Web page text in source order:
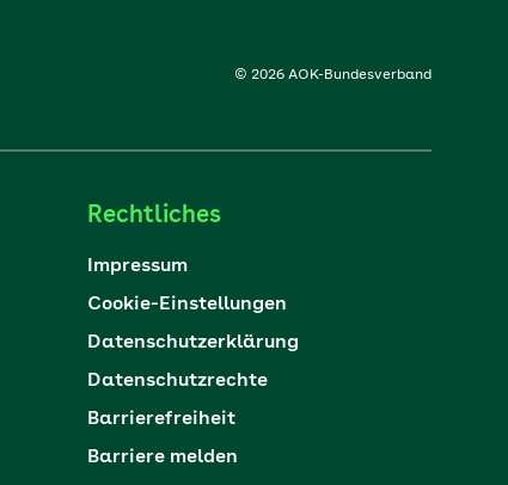
© 2026 AOK-Bundesverband
Rechtliches
Impressum
Cookie-Einstellungen
Datenschutzerklärung
Datenschutzrechte
Barrierefreiheit
Barriere melden